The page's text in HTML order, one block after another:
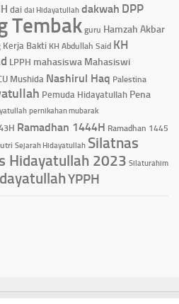
dai dai Hidayatullah dakwah DPP
Tembak guru Hamzah Akbar
Kerja Bakti KH Abdullah Said KH
LPPH mahasiswa Mahasiswi
Mushida Nashirul Haq Palestina
Pemuda Hidayatullah Pena
pernikahan mubarak
Ramadhan 1444H Ramadhan 1445
Sejarah Hidayatullah Silatnas
Hidayatullah 2023 Silaturahim
YPPH